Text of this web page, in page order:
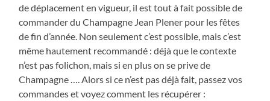
de déplacement en vigueur, il est tout à fait possible de
commander du Champagne Jean Plener pour les fêtes
de fin d’année. Non seulement c’est possible, mais c’est
même hautement recommandé : déjà que le contexte
n’est pas folichon, mais si en plus on se prive de
Champagne …. Alors si ce n’est pas déjà fait, passez vos
commandes et voyez comment les récupérer :